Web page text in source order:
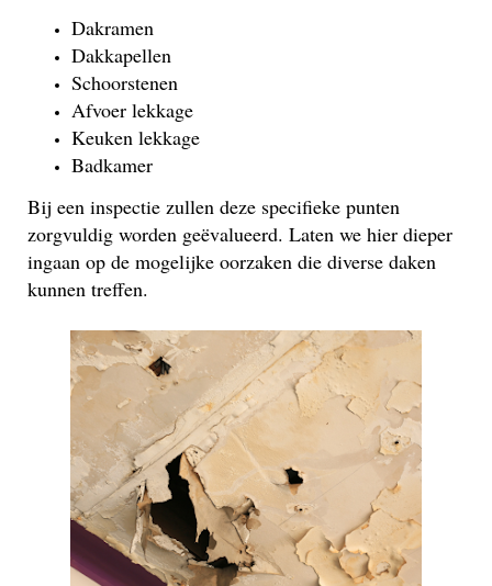
Dakramen
Dakkapellen
Schoorstenen
Afvoer lekkage
Keuken lekkage
Badkamer
Bij een inspectie zullen deze specifieke punten
zorgvuldig worden geëvalueerd. Laten we hier dieper
ingaan op de mogelijke oorzaken die diverse daken
kunnen treffen.